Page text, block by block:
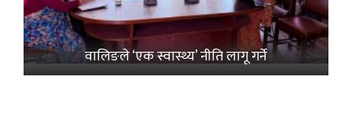
वालिङले ‘एक स्वास्थ्य’ नीति लागू गर्ने